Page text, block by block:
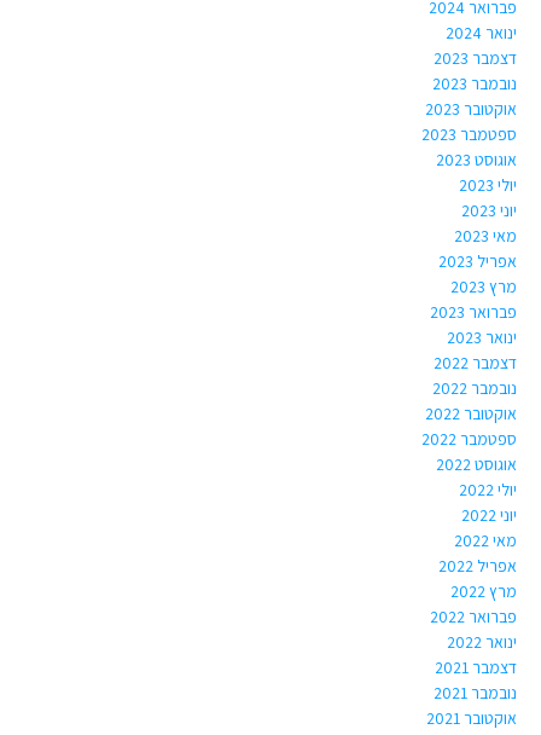
פברואר 2024
ינואר 2024
דצמבר 2023
נובמבר 2023
אוקטובר 2023
ספטמבר 2023
אוגוסט 2023
יולי 2023
יוני 2023
מאי 2023
אפריל 2023
מרץ 2023
פברואר 2023
ינואר 2023
דצמבר 2022
נובמבר 2022
אוקטובר 2022
ספטמבר 2022
אוגוסט 2022
יולי 2022
יוני 2022
מאי 2022
אפריל 2022
מרץ 2022
פברואר 2022
ינואר 2022
דצמבר 2021
נובמבר 2021
אוקטובר 2021